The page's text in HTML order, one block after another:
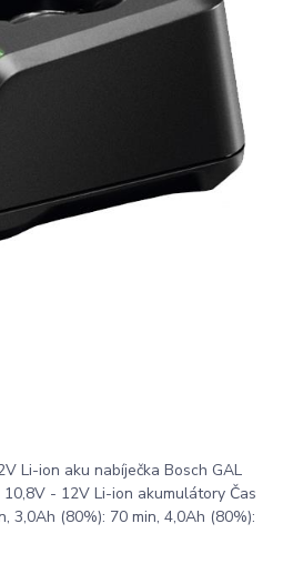
Li-ion aku nabíječka Bosch GAL
- 12V Li-ion akumulátory Čas
3,0Ah (80%): 70 min, 4,0Ah (80%):